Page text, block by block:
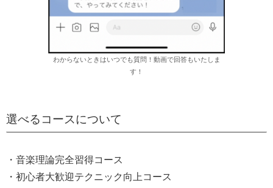
わからないときはいつでも質問！動画で回答もいたしま
す！
選べるコースについて
・音楽理論完全習得コース
・初心者大歓迎テクニック向上コース